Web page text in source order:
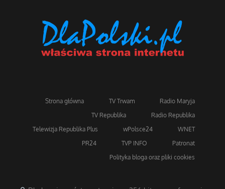
Strona główna TV Trwam
Radio Maryja
TV Republika
Radio Republika
Telewizja Republika Plus
wPolsce24
WNET
PR24
TVP INFO
Patronat
Polityka bloga oraz pliki cookies